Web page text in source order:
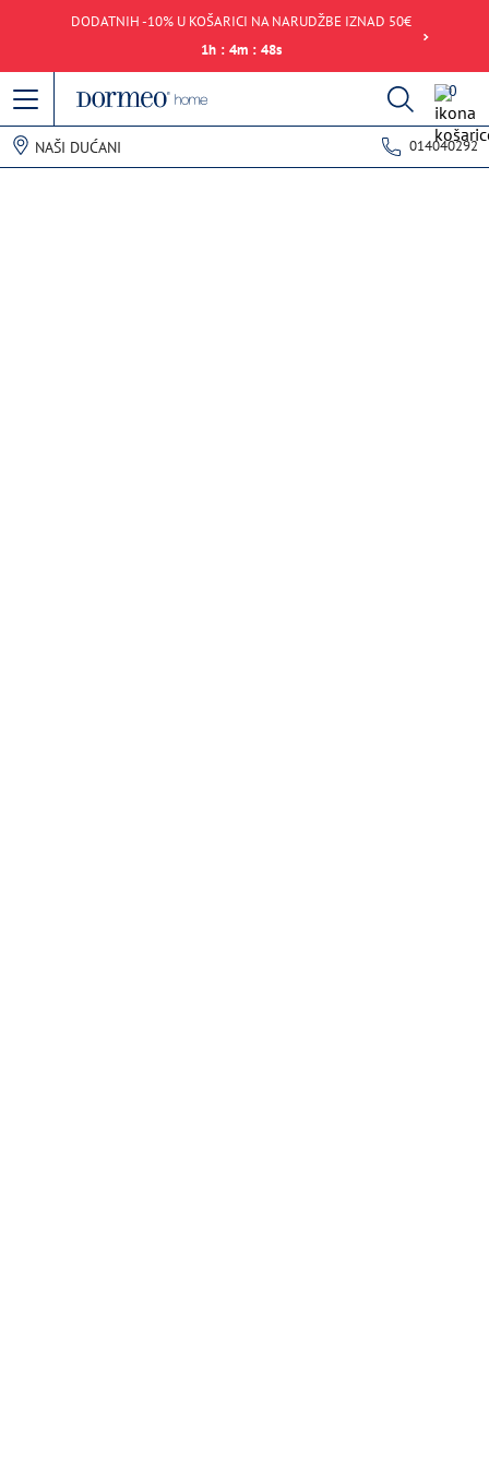
DODATNIH -10% U KOŠARICI NA NARUDŽBE IZNAD 50€
1h : 4m : 48s
0
NAŠI DUĆANI 014040292